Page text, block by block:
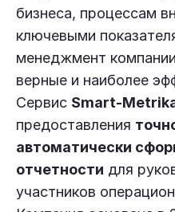
бизнеса, процессам
ключевыми
менеджмент
верные и наиболее
Сервис Smart-
предоставления
автоматически
отчетности для
участников